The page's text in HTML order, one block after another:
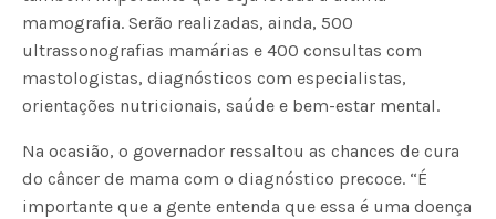
mamografia. Serão realizadas, ainda, 500
ultrassonografias mamárias e 400 consultas com
mastologistas, diagnósticos com especialistas,
orientações nutricionais, saúde e bem-estar mental.
Na ocasião, o governador ressaltou as chances de cura
do câncer de mama com o diagnóstico precoce. “É
importante que a gente entenda que essa é uma doença